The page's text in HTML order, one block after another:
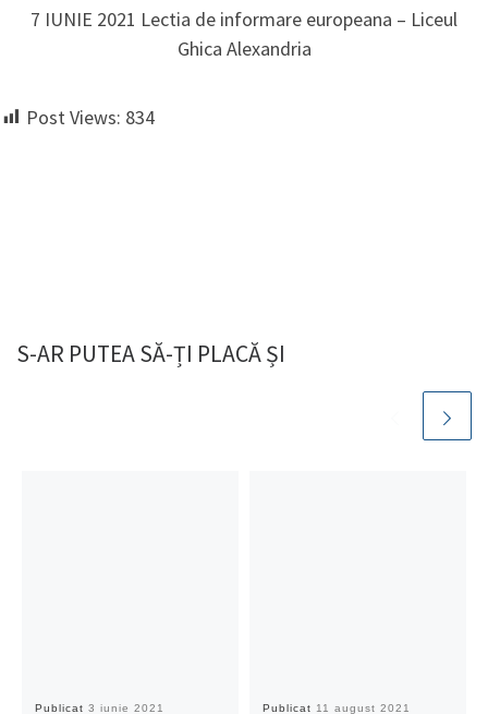
7 IUNIE 2021 Lectia de informare europeana – Liceul
Ghica Alexandria
Post Views: 834
S-AR PUTEA SĂ-ȚI PLACĂ ȘI
Publicat 3 iunie 2021 Publicat 11 august 2021